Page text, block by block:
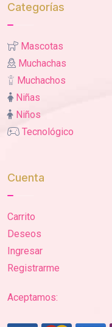
Categorías
Mascotas
Muchachas
Muchachos
Niñas
Niños
Tecnológico
Cuenta
Carrito
Deseos
Ingresar
Registrarme
Aceptamos: